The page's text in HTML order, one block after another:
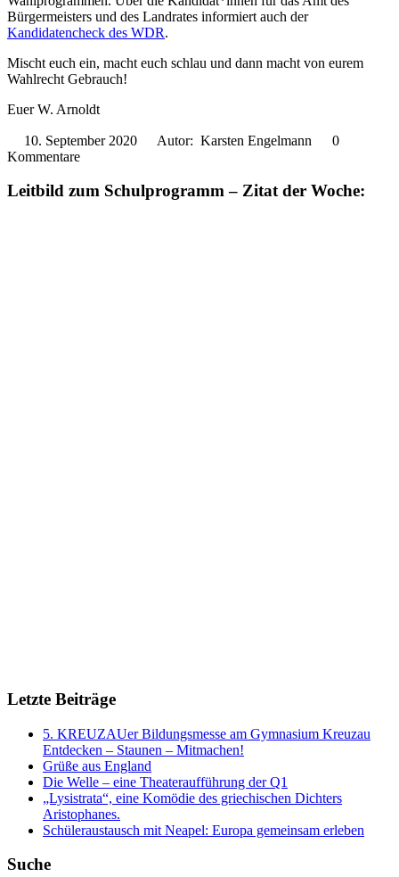
Bürgermeisters und des Landrates informiert auch der
Kandidatencheck des WDR.
Mischt euch ein, macht euch schlau und dann macht von eurem
Wahlrecht Gebrauch!
Euer W. Arnoldt
10. September 2020 Autor: Karsten Engelmann
0
Kommentare
Leitbild zum Schulprogramm – Zitat der Woche:
Letzte Beiträge
5. KREUZAUer Bildungsmesse am Gymnasium Kreuzau
Entdecken – Staunen – Mitmachen!
Grüße aus England
Die Welle – eine Theateraufführung der Q1
„Lysistrata“, eine Komödie des griechischen Dichters
Aristophanes.
Schüleraustausch mit Neapel: Europa gemeinsam erleben
Suche